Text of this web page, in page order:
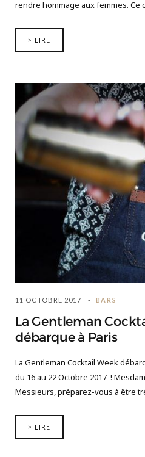
rendre hommage aux femmes. Ce
> LIRE
11 OCTOBRE 2017 BARS
La Gentleman
débarque à Paris
La Gentleman Cocktail Week
du 16 au 22 Octobre 2017 !
Messieurs, préparez-vous à être
> LIRE